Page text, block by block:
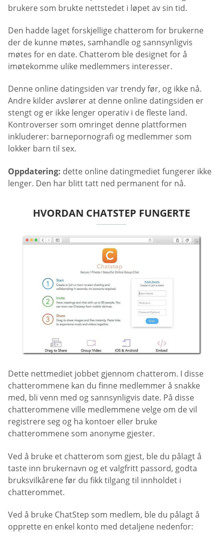
brukere som brukte nettstedet i løpet av sin tid.
Den hadde laget forskjellige chatterom for brukerne
der de kunne møtes, samhandle og sannsynligvis
møtes for en date. Chatterom ble designet for å
imøtekomme ulike medlemmers interesser.
Denne online datingsiden var trendy før, og ikke nå.
Andre kilder avslører at denne online datingsiden er
stengt og er ikke lenger operativ i de fleste land.
Kontroverser som omringet denne plattformen
inkluderer: barnepornografi og medlemmer som
lokker barn til sex.
Oppdatering: dette online datingmediet fungerer ikke
lenger. Den har blitt tatt ned permanent for nå.
HVORDAN CHATSTEP FUNGERTE
Dette nettmediet jobbet gjennom chatterom. I disse
chatterommene kan du finne medlemmer å snakke
med, bli venn med og sannsynligvis date. På disse
chatterommene ville medlemmene velge om de vil
registrere seg og ha kontoer eller bruke
chatterommene som anonyme gjester.
Ved å bruke et chatterom som gjest, ble du pålagt å
taste inn brukernavn og et valgfritt passord, godta
bruksvilkårene før du fikk tilgang til innholdet i
chatterommet.
Ved å bruke ChatStep som medlem, ble du pålagt å
opprette en enkel konto med detaljene nedenfor: